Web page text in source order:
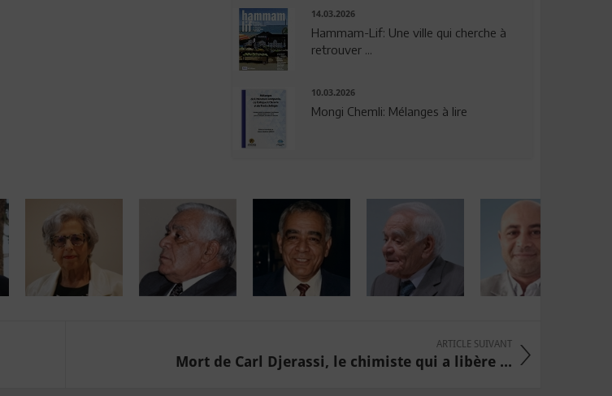
14.03.2026
Hammam-Lif: Une ville qui cherche à
retrouver ...
10.03.2026
Mongi Chemli: Mélanges à lire
ARTICLE SUIVANT
Mort de Carl Djerassi, le chimiste qui a libère ...